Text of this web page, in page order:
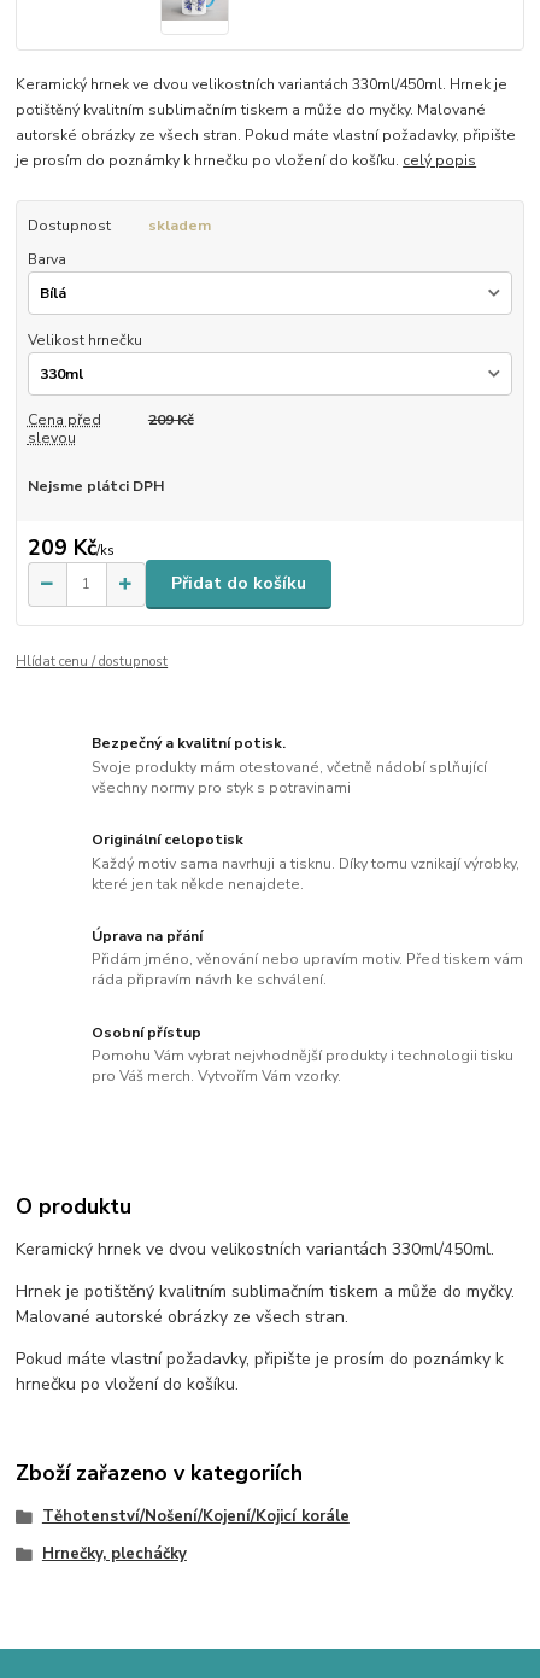
Keramický hrnek ve dvou velikostních variantách 330ml/450ml. Hrnek je
potištěný kvalitním sublimačním tiskem a může do myčky. Malované
autorské obrázky ze všech stran. Pokud máte vlastní požadavky, připište
je prosím do poznámky k hrnečku po vložení do košíku. celý popis
Dostupnost
skladem
Barva
Velikost hrnečku
Cena před
slevou
209 Kč
Nejsme plátci DPH
209 Kč/ks
Přidat do košíku
Hlídat cenu / dostupnost
Bezpečný a kvalitní potisk.
Svoje produkty mám otestované, včetně nádobí splňující
všechny normy pro styk s potravinami
Originální celopotisk
Každý motiv sama navrhuji a tisknu. Díky tomu vznikají výrobky,
které jen tak někde nenajdete.
Úprava na přání
Přidám jméno, věnování nebo upravím motiv. Před tiskem vám
ráda připravím návrh ke schválení.
Osobní přístup
Pomohu Vám vybrat nejvhodnější produkty i technologii tisku
pro Váš merch. Vytvořím Vám vzorky.
O produktu
Keramický hrnek ve dvou velikostních variantách 330ml/450ml.
Hrnek je potištěný kvalitním sublimačním tiskem a může do myčky.
Malované autorské obrázky ze všech stran.
Pokud máte vlastní požadavky, připište je prosím do poznámky k
hrnečku po vložení do košíku.
Zboží zařazeno v kategoriích
Těhotenství/Nošení/Kojení/Kojicí korále
Hrnečky, plecháčky